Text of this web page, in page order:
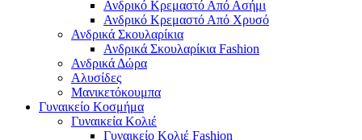
Ανδρικό Κρεμαστό Από Ασήμι
Ανδρικό Κρεμαστό Από Χρυσό
Ανδρικά Σκουλαρίκια
Ανδρικά Σκουλαρίκια Fashion
Ανδρικά Δώρα
Αλυσίδες
Μανικετόκουμπα
Γυναικείο Κοσμήμα
Γυναικεία Κολιέ
Γυναικείο Κολιέ Fashion